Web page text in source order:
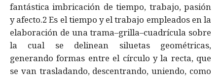
fantástica imbricación de tiempo, trabajo, pasión
y afecto.2 Es el tiempo y el trabajo empleados en la
elaboración de una trama–grilla–cuadrícula sobre
la cual se delinean siluetas geométricas,
generando formas entre el círculo y la recta, que
se van trasladando, descentrando, uniendo, como